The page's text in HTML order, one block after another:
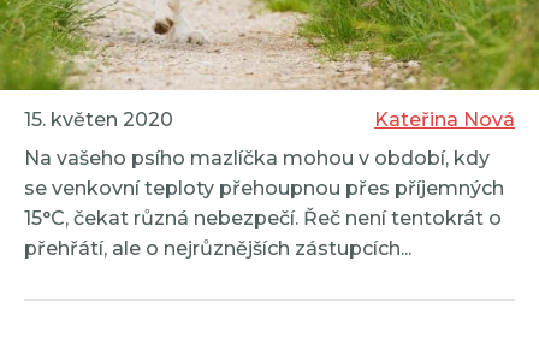
15. květen 2020
Kateřina Nová
Na vašeho psího mazlíčka mohou v období, kdy
se venkovní teploty přehoupnou přes příjemných
15°C, čekat různá nebezpečí. Řeč není tentokrát o
přehřátí, ale o nejrůznějších zástupcích...